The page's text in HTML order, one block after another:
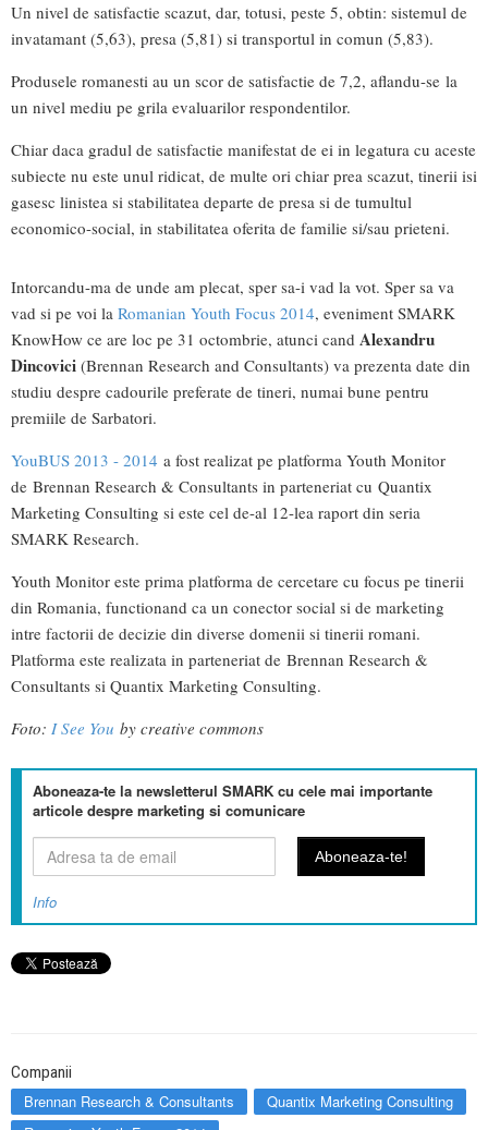
Un nivel de satisfactie scazut, dar, totusi, peste 5, obtin: sistemul de
invatamant (5,63), presa (5,81) si transportul in comun (5,83).
Produsele romanesti au un scor de satisfactie de 7,2, aflandu-se la
un nivel mediu pe grila evaluarilor respondentilor.
Chiar daca gradul de satisfactie manifestat de ei in legatura cu aceste
subiecte nu este unul ridicat, de multe ori chiar prea scazut, tinerii isi
gasesc linistea si stabilitatea departe de presa si de tumultul
economico-social, in stabilitatea oferita de familie si/sau prieteni.
Intorcandu-ma de unde am plecat, sper sa-i vad la vot. Sper sa va
vad si pe voi la Romanian Youth Focus 2014, eveniment SMARK
KnowHow ce are loc pe 31 octombrie, atunci cand Alexandru
Dincovici (Brennan Research and Consultants) va prezenta date din
studiu despre cadourile preferate de tineri, numai bune pentru
premiile de Sarbatori.
YouBUS 2013 - 2014 a fost realizat pe platforma Youth Monitor
de Brennan Research & Consultants in parteneriat cu Quantix
Marketing Consulting si este cel de-al 12-lea raport din seria
SMARK Research.
Youth Monitor este prima platforma de cercetare cu focus pe tinerii
din Romania, functionand ca un conector social si de marketing
intre factorii de decizie din diverse domenii si tinerii romani.
Platforma este realizata in parteneriat de Brennan Research &
Consultants si Quantix Marketing Consulting.
Foto: I See You by creative commons
Aboneaza-te la newsletterul SMARK cu cele mai importante
articole despre marketing si comunicare
Info
Companii
Brennan Research & Consultants
Quantix Marketing Consulting